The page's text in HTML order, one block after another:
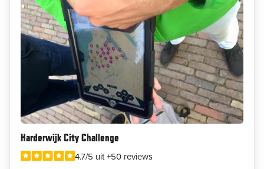
Harderwijk City Challenge
4.7/5 uit +50 reviews